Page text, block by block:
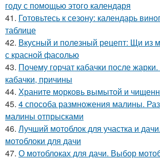
году с помощью этого календаря
41. Готовьтесь к сезону: календарь
таблице
42. Вкусный и полезный рецепт: Щи из
с красной фасолью
43. Почему горчат кабачки после
кабачки, причины
44. Храните морковь вымытой и
45. 4 способа размножения малины.
малины отпрысками
46. Лучший мотоблок для участка и
мотоблоки для дачи
47. О мотоблоках для дачи. Выбор